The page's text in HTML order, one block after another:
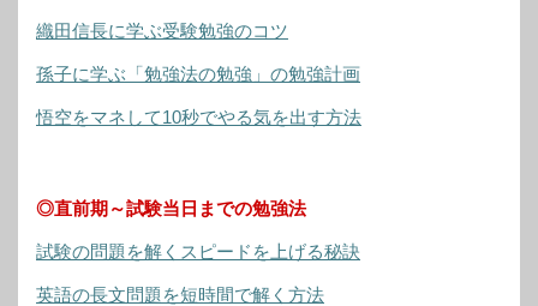
織田信長に学ぶ受験勉強のコツ
孫子に学ぶ「勉強法の勉強」の勉強計画
悟空をマネして10秒でやる気を出す方法
◎直前期～試験当日までの勉強法
試験の問題を解くスピードを上げる秘訣
英語の長文問題を短時間で解く方法